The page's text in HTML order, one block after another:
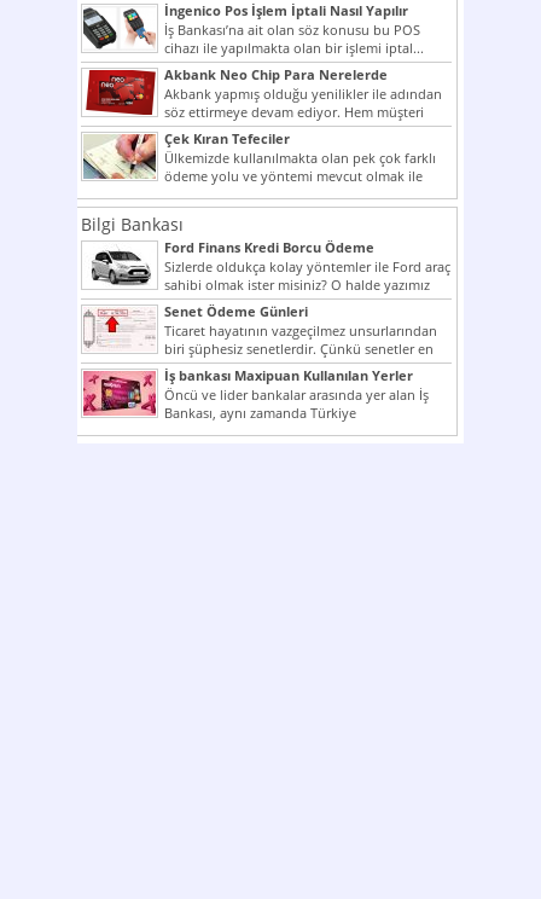
İngenico Pos İşlem İptali Nasıl Yapılır
İş Bankası’na ait olan söz konusu bu POS
cihazı ile yapılmakta olan bir işlemi iptal...
Akbank Neo Chip Para Nerelerde
Kullanılır?
Akbank yapmış olduğu yenilikler ile adından
söz ettirmeye devam ediyor. Hem müşteri
potansiyelini arttırmak hem...
Çek Kıran Tefeciler
Ülkemizde kullanılmakta olan pek çok farklı
ödeme yolu ve yöntemi mevcut olmak ile
beraber bunlar...
Bilgi Bankası
Ford Finans Kredi Borcu Ödeme
Sizlerde oldukça kolay yöntemler ile Ford araç
sahibi olmak ister misiniz? O halde yazımız
ilginizi...
Senet Ödeme Günleri
Ticaret hayatının vazgeçilmez unsurlarından
biri şüphesiz senetlerdir. Çünkü senetler en
çok kullanılan ödeme araçlarıdır. Taksitler...
İş bankası Maxipuan Kullanılan Yerler
Öncü ve lider bankalar arasında yer alan İş
Bankası, aynı zamanda Türkiye
Cumhuriyeti’nin ilk milli...